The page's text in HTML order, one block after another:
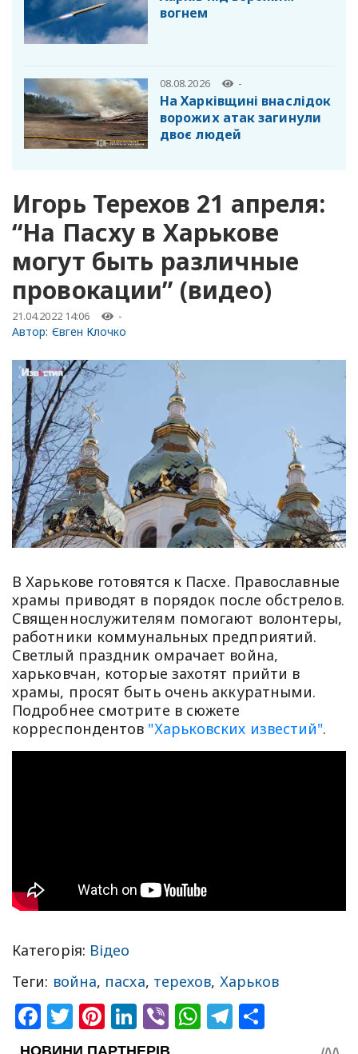
вогнем
08.08.2026 -
На Харківщині внаслідок
ворожих атак загинули
двоє людей
Игорь Терехов 21 апреля:
“На Пасху в Харькове
могут быть различные
провокации” (видео)
21.04.2022 14:06 -
Автор: Євген Клочко
В Харькове готовятся к Пасхе. Православные
храмы приводят в порядок после обстрелов.
Священнослужителям помогают волонтеры,
работники коммунальных предприятий.
Светлый праздник омрачает война,
харьковчан, которые захотят прийти в
храмы, просят быть очень аккуратными.
Подробнее смотрите в сюжете
корреспондентов "Харьковских известий".
Категорія: Відео
Теги: война, пасха, терехов, Харьков
Facebook
Twitter
Pinterest
LinkedIn
ViberWhatsApp
Telegram